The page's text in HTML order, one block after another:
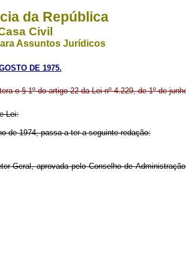
da República
Civil
Assuntos Jurídicos
DE 1975.
o § 1º do artigo 22 da Lei nº 4.229, de 1º de
Lei:
de 1974, passa a ter a seguinte redação:
Geral, aprovada pelo Conselho de